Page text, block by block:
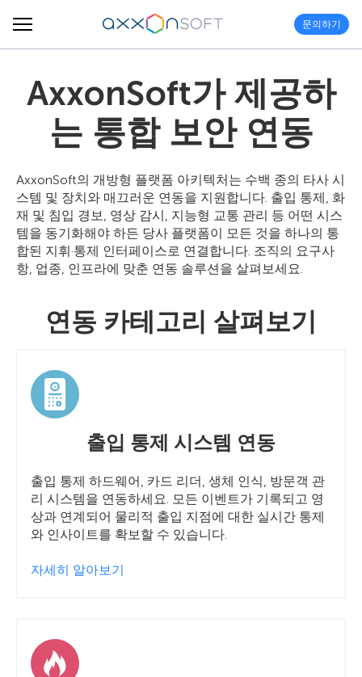
문의하기
AxxonSoft가 제공하
는 통합 보안 연동
AxxonSoft의 개방형 플랫폼 아키텍처는 수백 종의 타사 시
스템 및 장치와 매끄러운 연동을 지원합니다. 출입 통제, 화
재 및 침입 경보, 영상 감시, 지능형 교통 관리 등 어떤 시스
템을 동기화해야 하든 당사 플랫폼이 모든 것을 하나의 통
합된 지휘·통제 인터페이스로 연결합니다. 조직의 요구사
항, 업종, 인프라에 맞춘 연동 솔루션을 살펴보세요.
연동 카테고리 살펴보기
출입 통제 시스템 연동
출입 통제 하드웨어, 카드 리더, 생체 인식, 방문객 관
리 시스템을 연동하세요. 모든 이벤트가 기록되고 영
상과 연계되어 물리적 출입 지점에 대한 실시간 통제
와 인사이트를 확보할 수 있습니다.
자세히 알아보기